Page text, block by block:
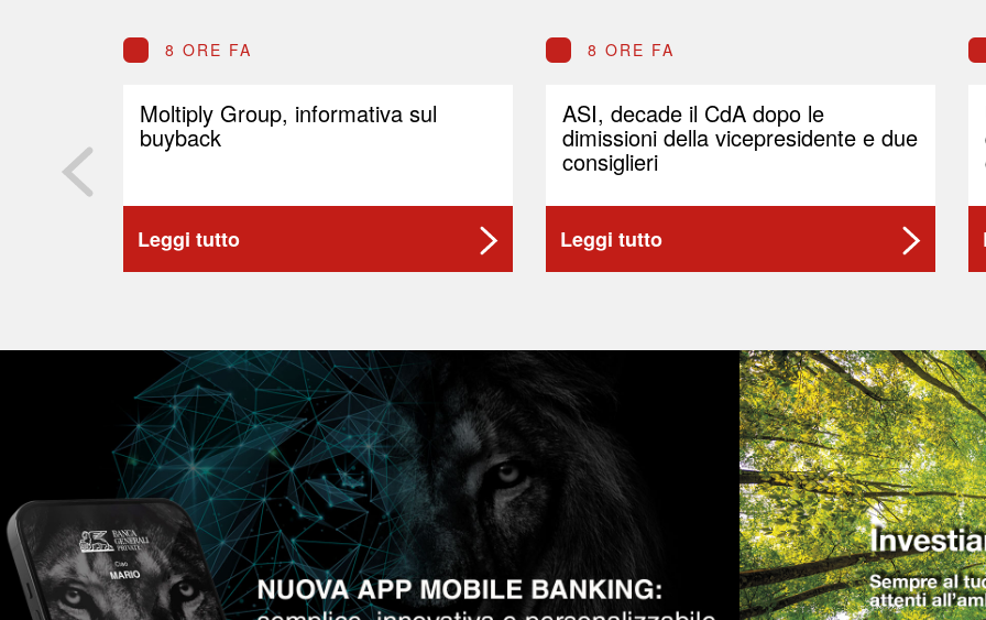
8 ORE FA
Moltiply Group, informativa sul
buyback
Leggi tutto
8 ORE FA
ASI, decade il CdA dopo le
dimissioni della vicepresidente e due
consiglieri
Leggi tutto